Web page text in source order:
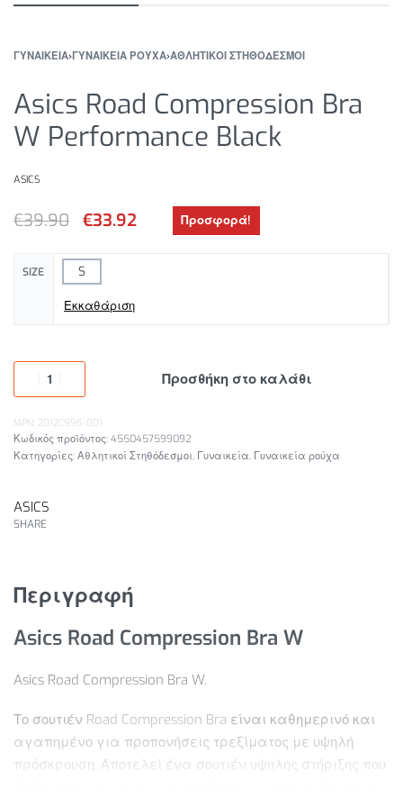
ΓΥΝΑΙΚΕΙΑ›ΓΥΝΑΙΚΕΙΑ ΡΟΥΧΑ›ΑΘΛΗΤΙΚΟΙ ΣΤΗΘΟΔΕΣΜΟΙ
Asics Road Compression Bra
W Performance Black
ASICS
€39.90 €33.92 Προσφορά!
SIZE S
Εκκαθάριση
Προσθήκη στο καλάθι
MPN: 2012C995-001
4550457599092
Κατηγορίες: Αθλητικοί Στηθόδεσμοι, Γυναικεία, Γυναικεία ρούχα
ASICS
SHARE
Περιγραφή
Asics Road Compression Bra W
Asics Road Compression Bra W.
Το σουτιέν Road Compression Bra είναι καθημερινό και
αγαπημένο για προπονήσεις τρεξίματος με υψηλή
πρόσκρουση. Αποτελεί ένα σουτιέν υψηλής στήριξης που